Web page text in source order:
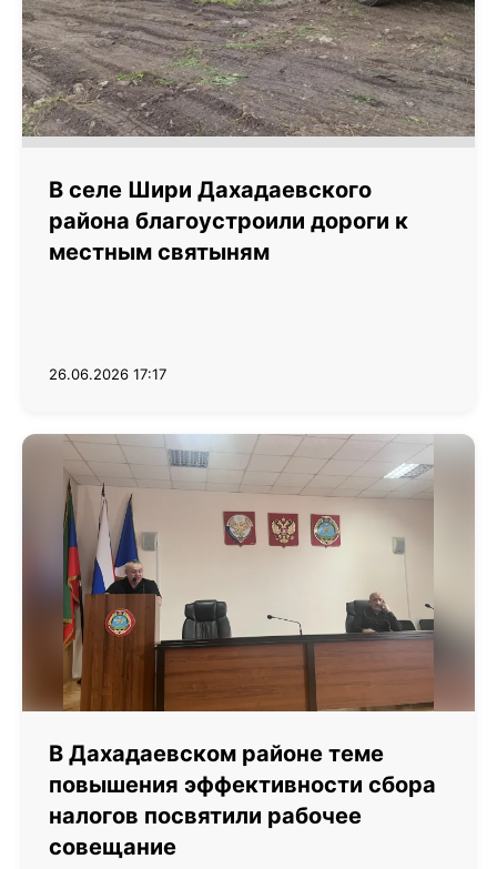
В селе Шири Дахадаевского
района благоустроили дороги к
местным святыням
26.06.2026 17:17
В Дахадаевском районе теме
повышения эффективности сбора
налогов посвятили рабочее
совещание